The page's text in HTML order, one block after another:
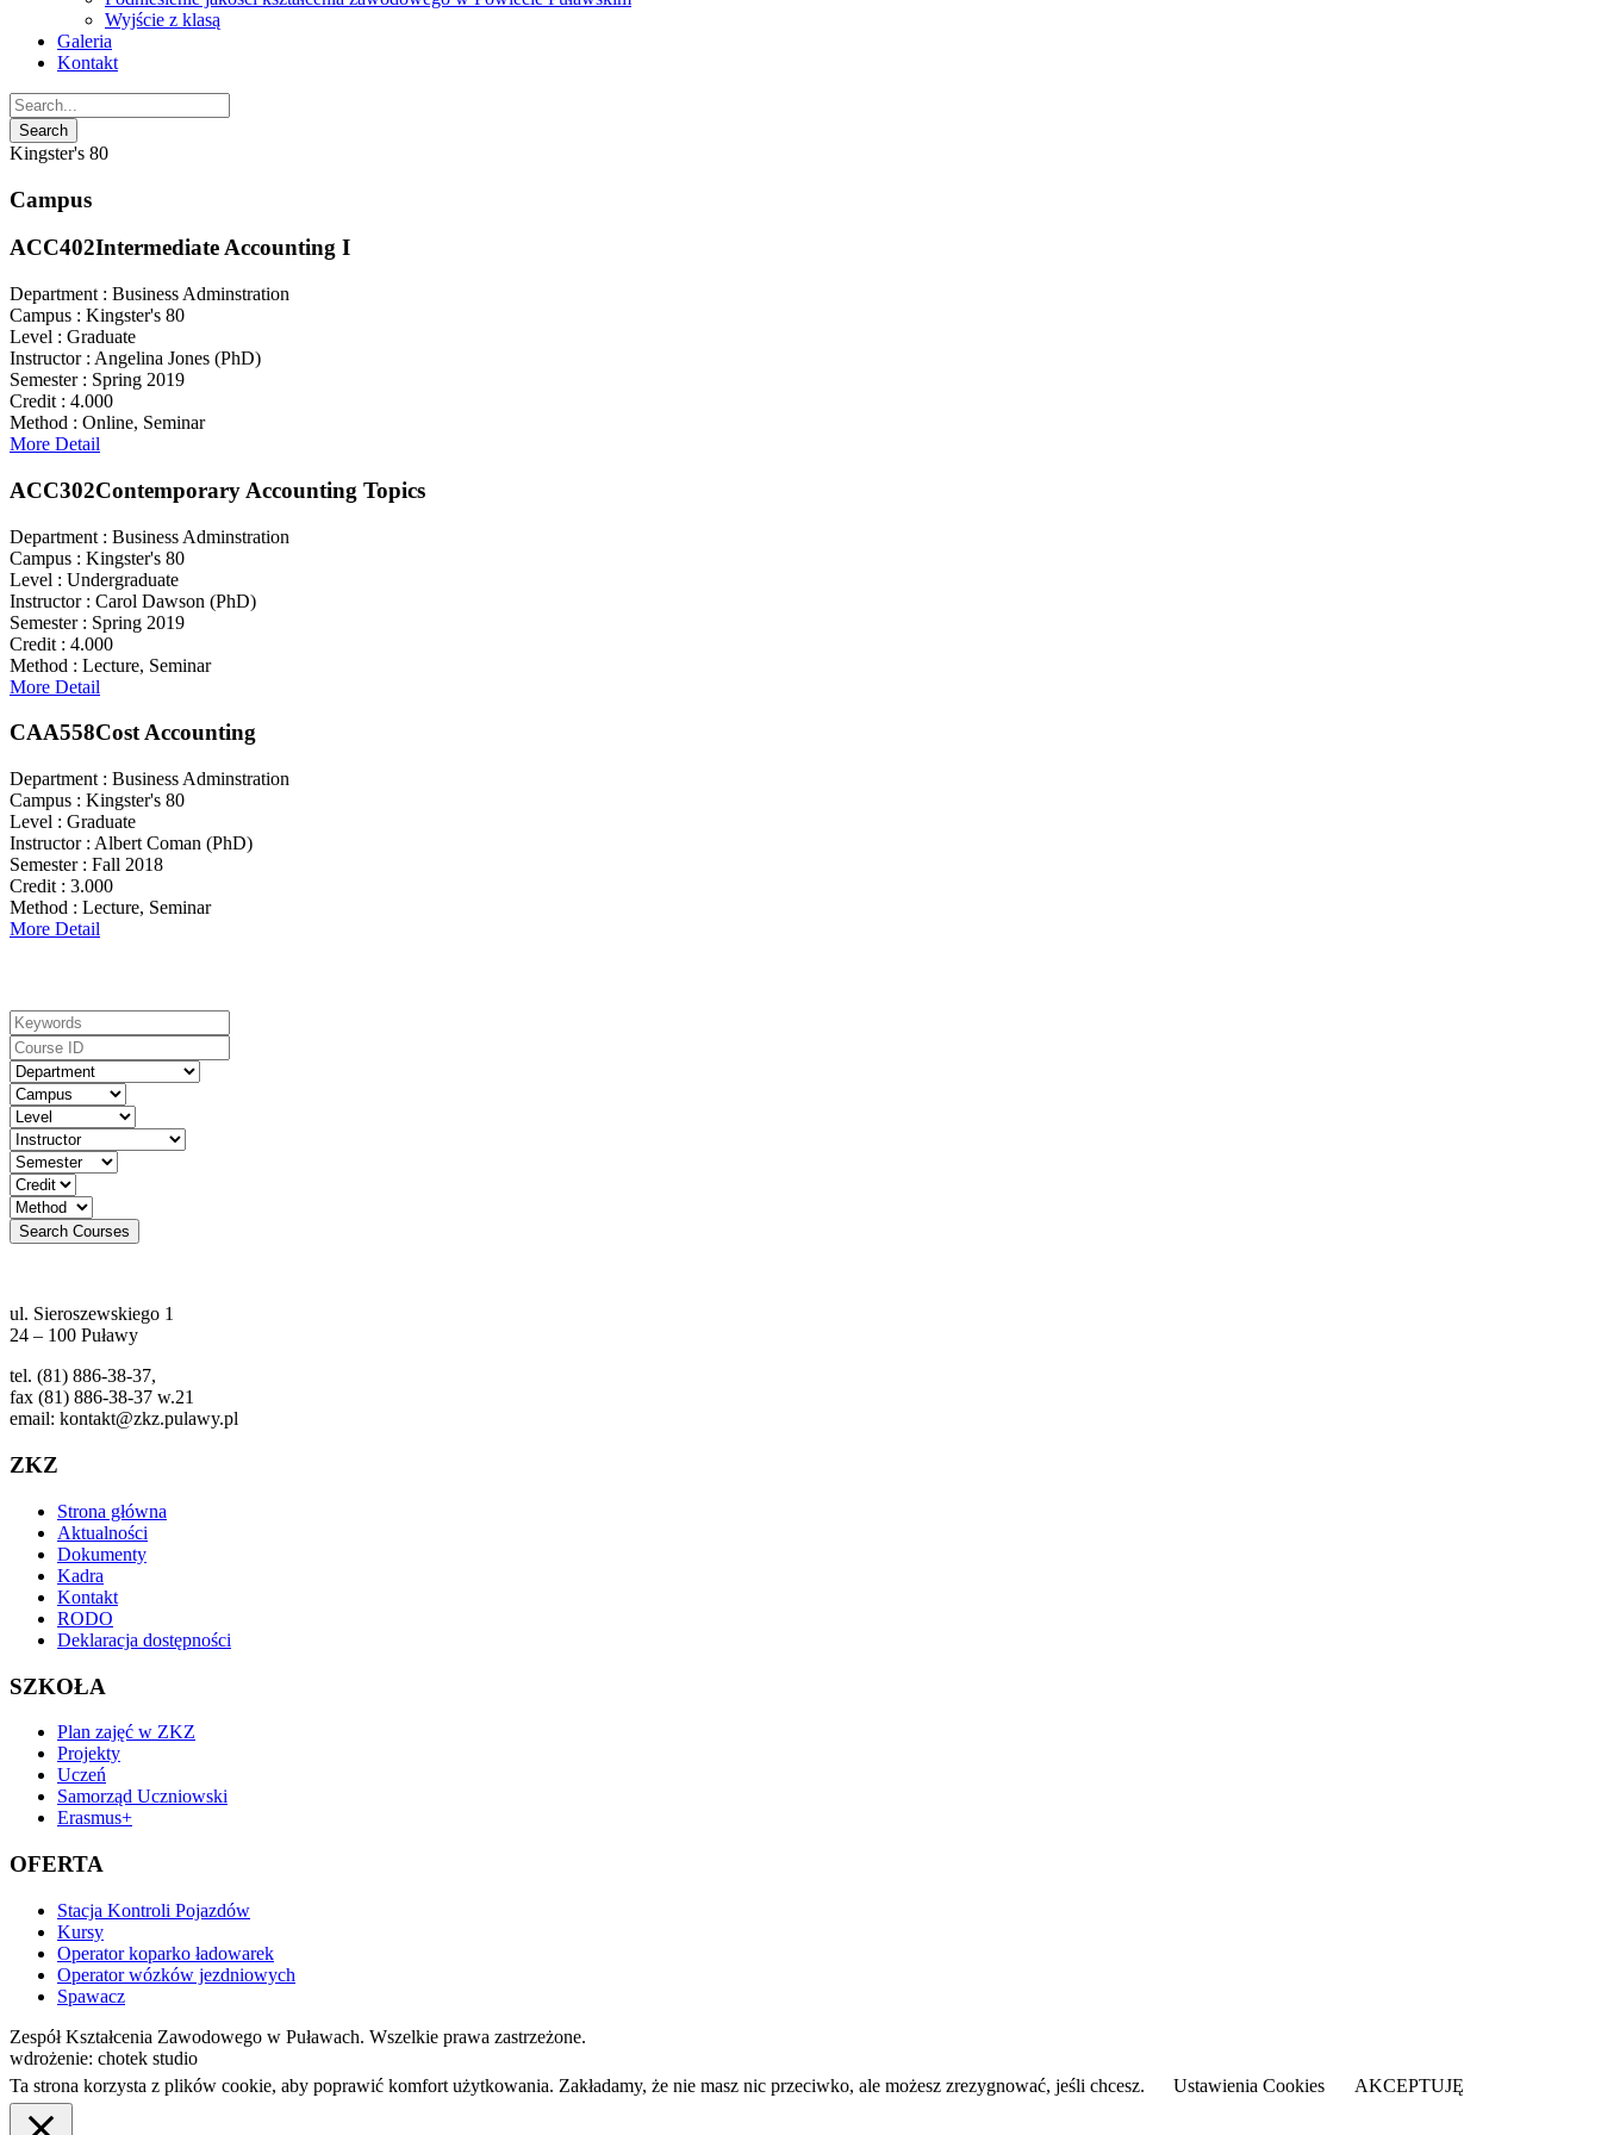
Wyjście z klasą
Galeria
Kontakt
Kingster's 80
Campus
ACC402Intermediate Accounting I
Department : Business Adminstration
Campus : Kingster's 80
Level : Graduate
Instructor : Angelina Jones (PhD)
Semester : Spring 2019
Credit : 4.000
Method : Online, Seminar
More Detail
ACC302Contemporary Accounting Topics
Department : Business Adminstration
Campus : Kingster's 80
Level : Undergraduate
Instructor : Carol Dawson (PhD)
Semester : Spring 2019
Credit : 4.000
Method : Lecture, Seminar
More Detail
CAA558Cost Accounting
Department : Business Adminstration
Campus : Kingster's 80
Level : Graduate
Instructor : Albert Coman (PhD)
Semester : Fall 2018
Credit : 3.000
Method : Lecture, Seminar
More Detail
ul. Sieroszewskiego 1
24 – 100 Puławy
tel. (81) 886-38-37,
fax (81) 886-38-37 w.21
email: kontakt@zkz.pulawy.pl
ZKZ
Strona główna
Aktualności
Dokumenty
Kadra
Kontakt
RODO
Deklaracja dostępności
SZKOŁA
Plan zajęć w ZKZ
Projekty
Uczeń
Samorząd Uczniowski
Erasmus+
OFERTA
Stacja Kontroli Pojazdów
Kursy
Operator koparko ładowarek
Operator wózków jezdniowych
Spawacz
Zespół Kształcenia Zawodowego w Puławach. Wszelkie prawa zastrzeżone.
wdrożenie: chotek studio
Ta strona korzysta z plików cookie, aby poprawić komfort użytkowania. Zakładamy, że nie masz nic przeciwko, ale możesz zrezygnować, jeśli chcesz.
Ustawienia Cookies AKCEPTUJĘ